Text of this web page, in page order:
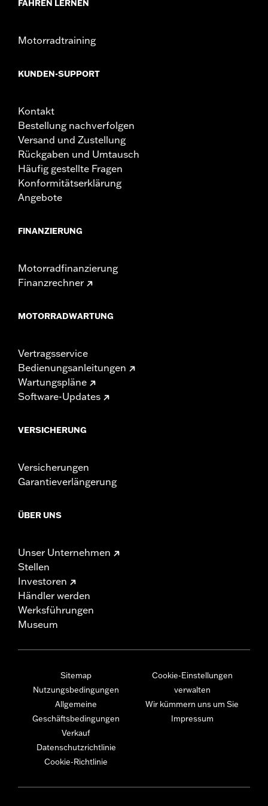
FAHREN LERNEN
Motorradtraining
KUNDEN-SUPPORT
Kontakt
Bestellung nachverfolgen
Versand und Zustellung
Rückgaben und Umtausch
Häufig gestellte Fragen
Konformitätserklärung
Angebote
FINANZIERUNG
Motorradfinanzierung
Finanzrechner
MOTORRADWARTUNG
Vertragsservice
Bedienungsanleitungen
Wartungspläne
Software-Updates
VERSICHERUNG
Versicherungen
Garantieverlängerung
ÜBER UNS
Unser Unternehmen
Stellen
Investoren
Händler werden
Werksführungen
Museum
Sitemap
Nutzungsbedingungen
Allgemeine
Geschäftsbedingungen
Verkauf
Datenschutzrichtlinie
Cookie-Richtlinie
Cookie-Einstellungen
verwalten
Wir kümmern uns um Sie
Impressum